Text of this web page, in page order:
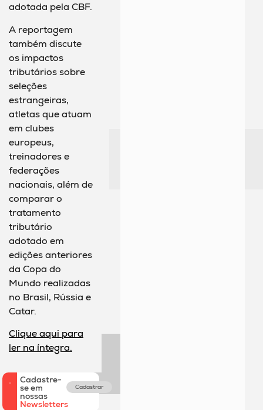
adotada pela CBF.
A reportagem
também discute
os impactos
tributários sobre
seleções
estrangeiras,
atletas que atuam
em clubes
europeus,
treinadores e
federações
nacionais, além de
comparar o
tratamento
tributário
adotado em
edições anteriores
da Copa do
Mundo realizadas
no Brasil, Rússia e
Catar.
Clique aqui para
ler na íntegra.
Cadastre-
se em
nossas
Newsletters
Cadastrar